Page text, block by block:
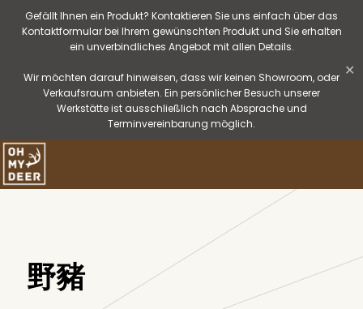
Gefällt Ihnen ein Produkt? Kontaktieren Sie uns einfach über das
Kontaktformular bei Ihrem gewünschten Produkt und Sie erhalten
ein unverbindliches Angebot mit allen Details.
Wir möchten darauf hinweisen, dass wir keinen Showroom, oder
Verkaufsraum anbieten. Ein persönlicher Besuch unserer
Werkstätte ist ausschließlich nach Absprache und
Terminvereinbarung möglich.
✕
野豬